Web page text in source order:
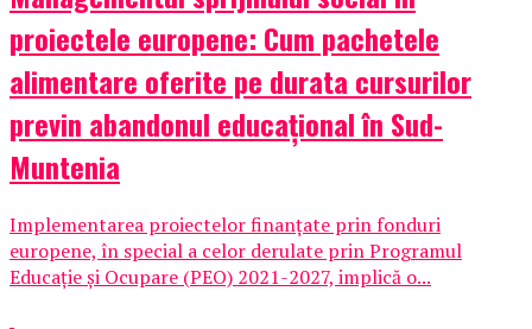
proiectele europene: Cum pachetele
alimentare oferite pe durata cursurilor
previn abandonul educațional în Sud-
Muntenia
Implementarea proiectelor finanțate prin fonduri
europene, în special a celor derulate prin Programul
Educație și Ocupare (PEO) 2021-2027, implică o...